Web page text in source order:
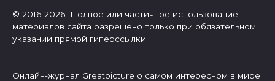
© 2016-2026 Полное или частичное использование
материалов сайта разрешено только при обязательном
указании прямой гиперссылки.
Онлайн-журнал Greatpicture о самом интересном в мире.